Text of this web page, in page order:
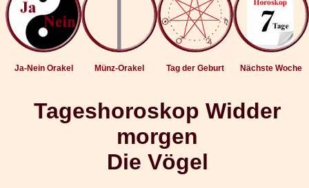
Ja-Nein Orakel Münz-Orakel Tag der Geburt Nächste Woche
Tageshoroskop Widder
morgen
Die Vögel